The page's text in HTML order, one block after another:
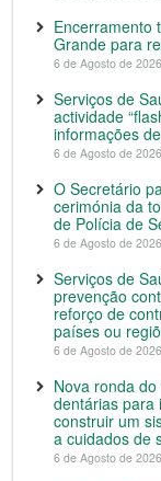
Encerramento
Grande para
6 de Agosto de
Serviços de
actividade
informações
6 de Agosto de
O Secretário
cerimónia da
de Polícia de
6 de Agosto de
Serviços de
prevenção
reforço de
países ou
6 de Agosto de
Nova ronda
dentárias para
construir um
a cuidados de
6 de Agosto de